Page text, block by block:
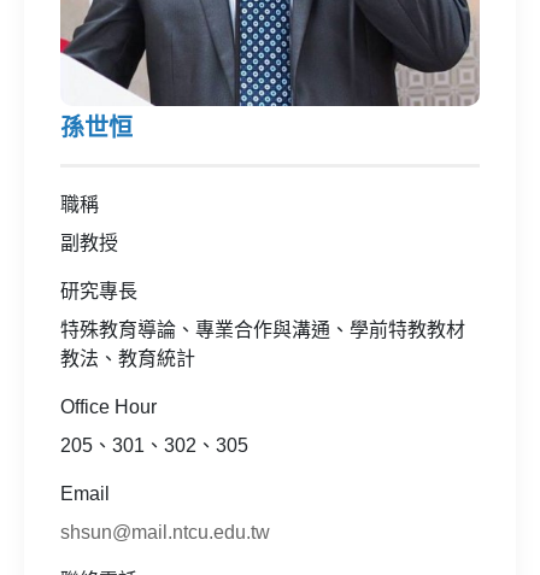
孫世恒
職稱
副教授
研究專長
特殊教育導論、專業合作與溝通、學前特教教材
教法、教育統計
Office Hour
205、301、302、305
Email
shsun@mail.ntcu.edu.tw